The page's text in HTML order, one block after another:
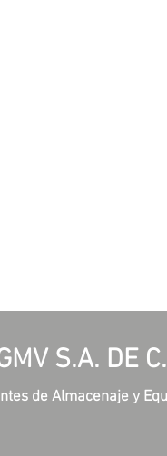
S.A. DE
de Almacenaje y